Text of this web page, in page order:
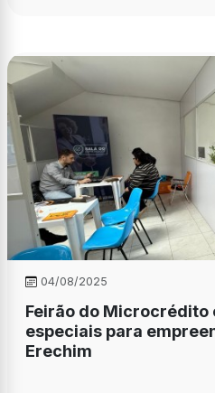
04/08/2025
Feirão do
especiais para
Erechim